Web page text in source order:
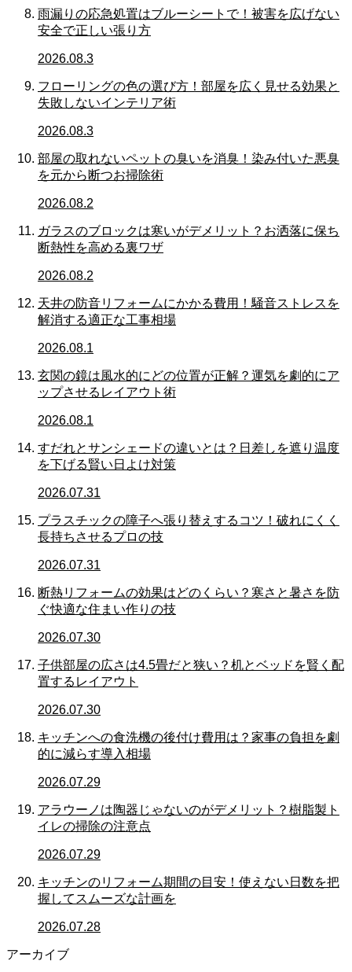
雨漏りの応急処置はブルーシートで！被害を広げない
安全で正しい張り方
2026.08.3
フローリングの色の選び方！部屋を広く見せる効果と
失敗しないインテリア術
2026.08.3
部屋の取れないペットの臭いを消臭！染み付いた悪臭
を元から断つお掃除術
2026.08.2
ガラスのブロックは寒いがデメリット？お洒落に保ち
断熱性を高める裏ワザ
2026.08.2
天井の防音リフォームにかかる費用！騒音ストレスを
解消する適正な工事相場
2026.08.1
玄関の鏡は風水的にどの位置が正解？運気を劇的にア
ップさせるレイアウト術
2026.08.1
すだれとサンシェードの違いとは？日差しを遮り温度
を下げる賢い日よけ対策
2026.07.31
プラスチックの障子へ張り替えするコツ！破れにくく
長持ちさせるプロの技
2026.07.31
断熱リフォームの効果はどのくらい？寒さと暑さを防
ぐ快適な住まい作りの技
2026.07.30
子供部屋の広さは4.5畳だと狭い？机とベッドを賢く配
置するレイアウト
2026.07.30
キッチンへの食洗機の後付け費用は？家事の負担を劇
的に減らす導入相場
2026.07.29
アラウーノは陶器じゃないのがデメリット？樹脂製ト
イレの掃除の注意点
2026.07.29
キッチンのリフォーム期間の目安！使えない日数を把
握してスムーズな計画を
2026.07.28
アーカイブ